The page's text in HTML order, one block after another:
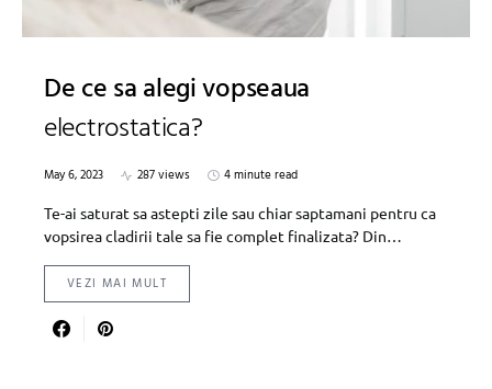
De ce sa alegi vopseaua
electrostatica?
May 6, 2023 287 views
4 minute read
Te-ai saturat sa astepti zile sau chiar saptamani pentru ca
vopsirea cladirii tale sa fie complet finalizata? Din…
VEZI MAI MULT